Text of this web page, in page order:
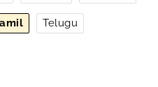
Telugu